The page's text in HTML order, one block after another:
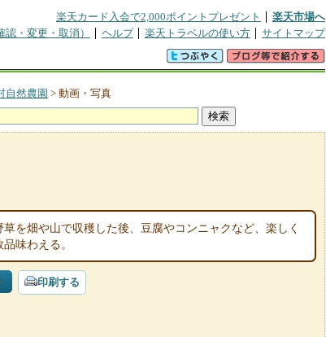
楽天カード入会で2,000ポイントプレゼント
楽天市場へ
・変更・取消） ヘルプ 楽天トラベルの使い方 サイトマップ
自然農園 > 動画・写真
を畑や山で収穫した後、豆腐やコンニャクなど、楽しく
味わえる。
印刷する